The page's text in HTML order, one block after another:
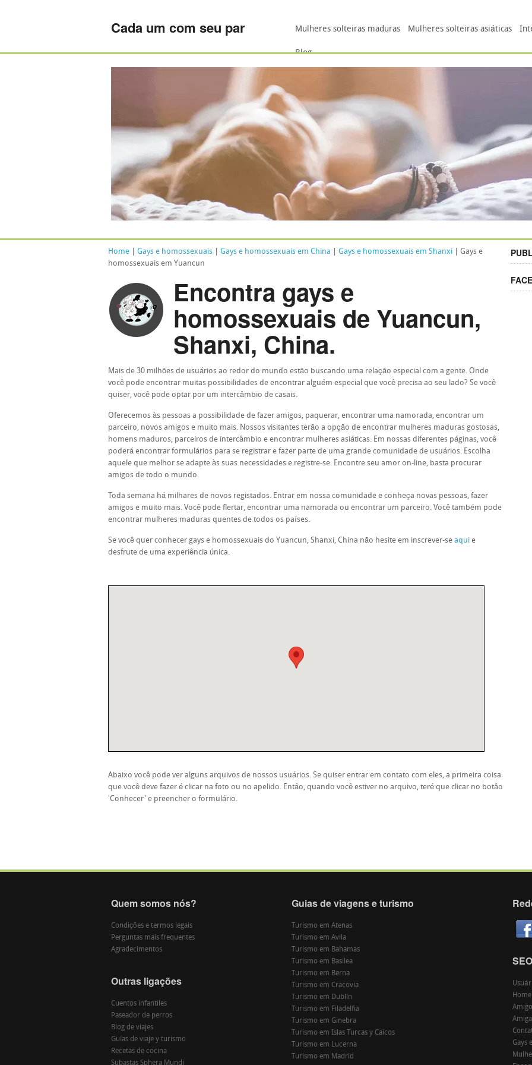
Cada um com seu par Mulheres solteiras maduras Mulheres solteiras asiáticas
Blog
Home Gays e homossexuais Gays e homossexuais em China Gays e homossexuais em Shanxi | Gays e
homossexuais em Yuancun
Encontra gays e
homossexuais de Yuancun,
Shanxi, China.
Mais de 30 milhões de usuários ao redor do mundo estão buscando uma relação especial com a gente. Onde
você pode encontrar muitas possibilidades de encontrar alguém especial que você precisa ao seu lado? Se você
quiser, você pode optar por um intercâmbio de casais.
Oferecemos às pessoas a possibilidade de fazer amigos, paquerar, encontrar uma namorada, encontrar um
parceiro, novos amigos e muito mais. Nossos visitantes terão a opção de encontrar mulheres maduras gostosas,
homens maduros, parceiros de intercâmbio e encontrar mulheres asiáticas. Em nossas diferentes páginas, você
poderá encontrar formulários para se registrar e fazer parte de uma grande comunidade de usuários. Escolha
aquele que melhor se adapte às suas necessidades e registre-se. Encontre seu amor on-line, basta procurar
amigos de todo o mundo.
Toda semana há milhares de novos registados. Entrar em nossa comunidade e conheça novas pessoas, fazer
amigos e muito mais. Você pode flertar, encontrar uma namorada ou encontrar um parceiro. Você também pode
encontrar mulheres maduras quentes de todos os países.
Se você quer conhecer gays e homossexuais do Yuancun, Shanxi, China não hesite em inscrever-se aqui e
desfrute de uma experiência única.
Abaixo você pode ver alguns arquivos de nossos usuários. Se quiser entrar em contato com eles, a primeira coisa
que você deve fazer é clicar na foto ou no apelido. Entâo, quando você estiver no arquivo, teré que clicar no botâo
'Conhecer' e preencher o formulário.
Quem somos nós?
Condições e termos legais
Perguntas mais frequentes
Agradecimentos
Outras ligações
Cuentos infantiles
Paseador de perros
Blog de viajes
Guías de viaje y turismo
Recetas de cocina
Subastas Sphera Mundi
Guias de viagens e turismo
Turismo em Atenas
Turismo em Avila
Turismo em Bahamas
Turismo em Basilea
Turismo em Berna
Turismo em Cracovia
Turismo em Dublín
Turismo em Filadelfia
Turismo em Ginebra
Turismo em Islas Turcas y Caicos
Turismo em Lucerna
Turismo em Madrid
SEO
Gays